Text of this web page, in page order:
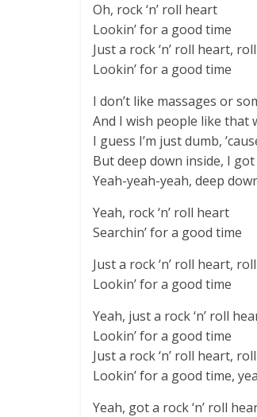
Oh, rock ‘n’ roll heart
Lookin’ for a good time
Just a rock ‘n’ roll heart,
Lookin’ for a good time
I don’t like massages or
And I wish people like that
I guess I’m just dumb,
But deep down inside, I got
Yeah-yeah-yeah, deep
Yeah, rock ‘n’ roll heart
Searchin’ for a good time
Just a rock ‘n’ roll heart,
Lookin’ for a good time
Yeah, just a rock ‘n’ roll
Lookin’ for a good time
Just a rock ‘n’ roll heart,
Lookin’ for a good time,
Yeah, got a rock ‘n’ roll